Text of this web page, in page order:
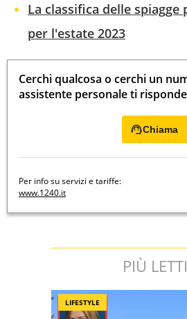
La classifica delle spiagge
per l'estate 2023
Cerchi qualcosa o cerchi un
assistente personale ti
Chiama
Per info su servizi e tariffe:
www.1240.it
PIÙ LETTI
LIFESTYLE